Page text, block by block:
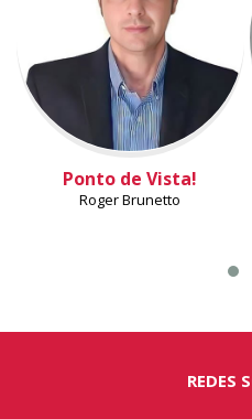
Ponto de Vista!
Roger Brunetto
REDES